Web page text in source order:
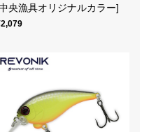
央漁具オリジナルカラー]